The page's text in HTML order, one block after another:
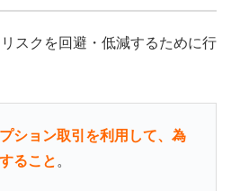
スクを回避・低減するために行
ション取引を利用して、為
ること。